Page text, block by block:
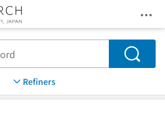
Search
Refiners